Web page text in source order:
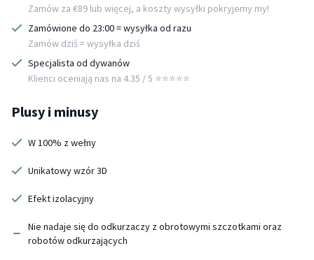
Zamów za €89 lub więcej, a koszty wysyłki pokryjemy my!
Zamówione do 23:00 = wysyłka od razu
Zamów dziś = wysyłka dziś
Specjalista od dywanów
Klienci oceniają nas na 4.35 / 5 ⭐️⭐️⭐️⭐️⭐️
Plusy i minusy
W 100% z wełny
Unikatowy wzór 3D
Efekt izolacyjny
Nie nadaje się do odkurzaczy z obrotowymi szczotkami oraz
robotów odkurzających